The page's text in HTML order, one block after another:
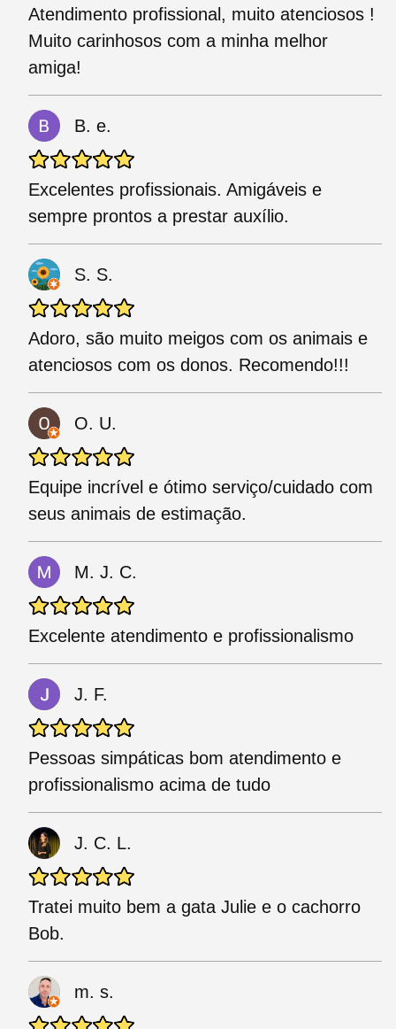
Atendimento profissional, muito atenciosos !
Muito carinhosos com a minha melhor
amiga!
B. e.
Excelentes profissionais. Amigáveis e
sempre prontos a prestar auxílio.
S. S.
Adoro, são muito meigos com os animais e
atenciosos com os donos. Recomendo!!!
O. U.
Equipe incrível e ótimo serviço/cuidado com
seus animais de estimação.
M. J. C.
Excelente atendimento e profissionalismo
J. F.
Pessoas simpáticas bom atendimento e
profissionalismo acima de tudo
J. C. L.
Tratei muito bem a gata Julie e o cachorro
Bob.
m. s.